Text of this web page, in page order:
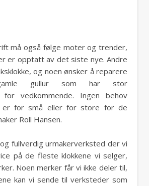
må også følge moter og trender,
er opptatt av det siste nye. Andre
og noen ønsker å reparere
gullur som har stor
for vedkommende. Ingen behov
er for små eller for store for de
Roll Hansen.
fullverdig urmakerverksted der vi
på de fleste klokkene vi selger,
Noen merker får vi ikke deler til,
kan vi sende til verksteder som